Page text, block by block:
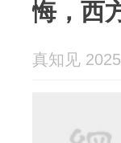
悔，西
真知见